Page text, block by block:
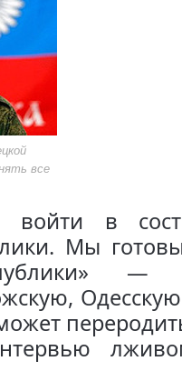
все
войти в
Мы
—